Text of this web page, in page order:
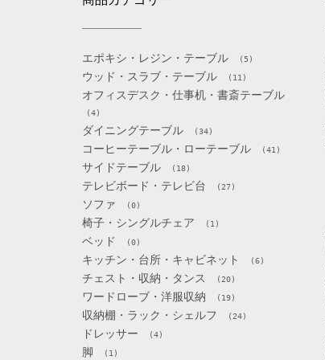
エポキシ・レジン・テーブル (5)
ウッド・スラブ・テーブル (11)
オフィスデスク・仕事机・書斎テーブル
(4)
ダイニングテーブル (34)
コーヒーテーブル・ローテーブル (41)
サイドテーブル (18)
テレビボード・テレビ台 (27)
ソファ (0)
椅子・シングルチェア (1)
ベッド (0)
キッチン・台所・キャビネット (6)
チェスト・収納・タンス (20)
ワードローブ・洋服収納 (19)
収納棚・ラック・シェルフ (24)
ドレッサー (4)
脚 (1)